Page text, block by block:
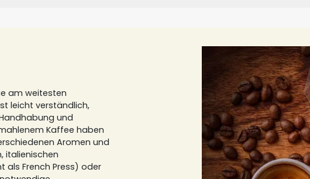
am weitesten
leicht verständlich,
und
Kaffee haben
Aromen und
italienischen
als French Press) oder